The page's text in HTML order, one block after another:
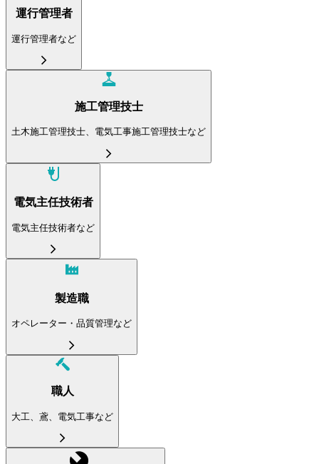
運行管理者
運行管理者など
施工管理技士
土木施工管理技士、電気工事施工管理技士など
電気主任技術者
電気主任技術者など
製造職
オペレーター・品質管理など
職人
大工、鳶、電気工事など